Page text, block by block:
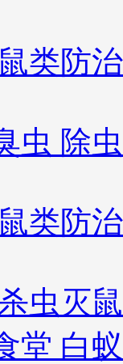
类防
虫 除
类防
虫灭
堂 白